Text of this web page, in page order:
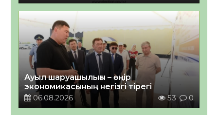
Ауыл шаруашылығы – өңір
экономикасының негізгі тірегі
06.08.2026
53 0